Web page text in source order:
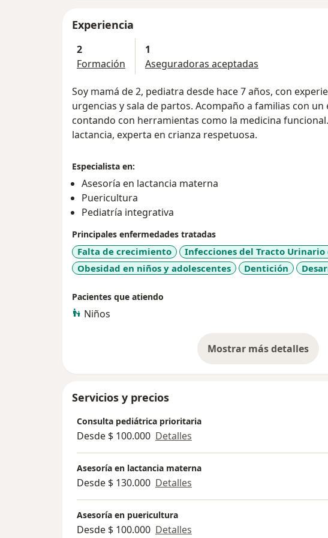
Experiencia
2
Formación
1
Aseguradoras aceptadas
Soy mamá de 2, pediatra desde hace 7 años, con
urgencias y sala de partos. Acompaño a familias con
contando con herramientas como la medicina
lactancia, experta en crianza respetuosa.
Especialista en:
Asesoría en lactancia materna
Puericultura
Pediatría integrativa
Principales enfermedades tratadas
Falta de crecimiento
Infecciones del Tracto
Obesidad en niños y adolescentes
Dentición
Pacientes que atiendo
Niños
Mostrar más detalles
sobre la
Servicios y precios
Consulta pediátrica prioritaria
Desde $ 100.000 Detalles
Asesoría en lactancia materna
Desde $ 130.000 Detalles
Asesoría en puericultura
Desde $ 100.000 Detalles